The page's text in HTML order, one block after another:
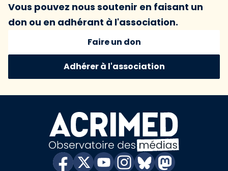
Vous pouvez nous soutenir en faisant un
don ou en adhérant à l'association.
Faire un don
Adhérer à l'association